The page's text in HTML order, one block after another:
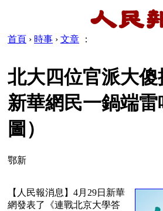
首頁 › 時事 › 文章 ：
北大四位官派大
新華網民一鍋端
圖）
鄂新
【人民報消息】4月29日新華
網發表了《連戰北京大學答